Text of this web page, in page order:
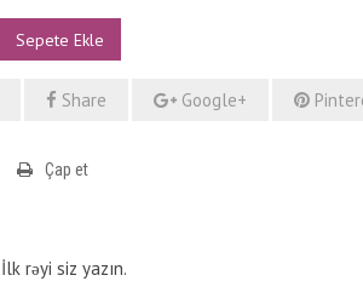
Sepete Ekle
Share Google+
Çap et
İlk rəyi siz yazın.